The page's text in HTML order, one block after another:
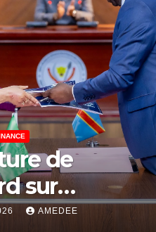
de
sur
à
AMEDEE